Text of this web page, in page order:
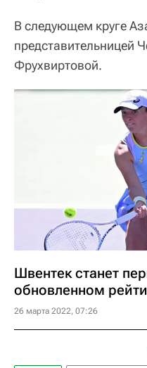
В следующем круге
представительницей
Фрухвиртовой.
Швентек станет
обновленном
26 марта 2022, 07:26